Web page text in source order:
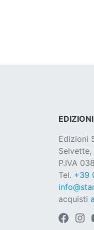
Edizioni
Selvette,
P.IVA
Tel. +39
acquisti